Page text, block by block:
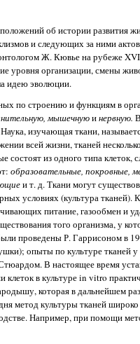
об истории развития
и следующих за ними
Ж. Кювье на рубеже
уровня организации, смены
идею эволюции.
по строению и функциям в
мышечнуюинервную.
изучающая ткани,
всей жизни, тканей
состоят из одного типа клеток,
образовательные, покровные,
и т. д. Ткани могут
условиях (культура тканей).
питание, газообмен и
того организма, у
проведены Р. Гаррисоном в
опыты по культуре тканей
В настоящее время
в культуре in vitro
которая в дальнейшем
метод культуры тканей
Например, при помощи